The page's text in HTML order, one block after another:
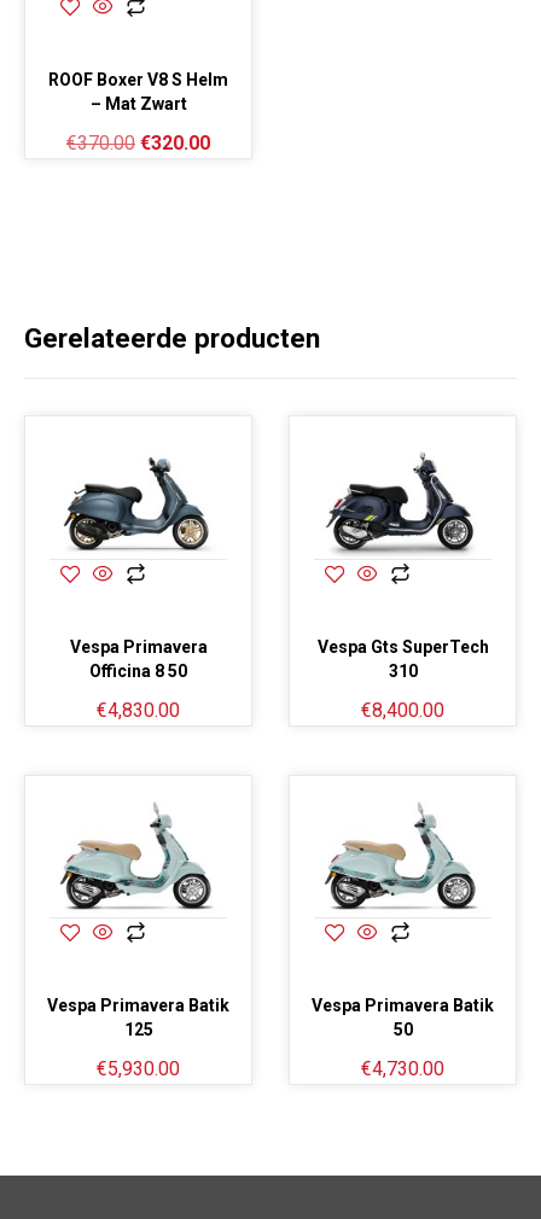
ROOF Boxer V8 S Helm
– Mat Zwart
€370.00 €320.00
Gerelateerde producten
Vespa Primavera
Officina 8 50
€4,830.00
Vespa Gts SuperTech
310
€8,400.00
Vespa Primavera Batik
125
€5,930.00
Vespa Primavera Batik
50
€4,730.00